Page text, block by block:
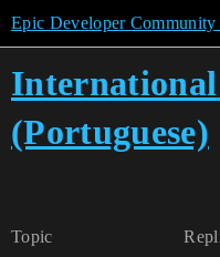
Epic Developer Community
International
(Portuguese)
Topic